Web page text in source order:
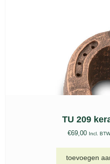
TU 209
€69,00 Incl.
toevoegen